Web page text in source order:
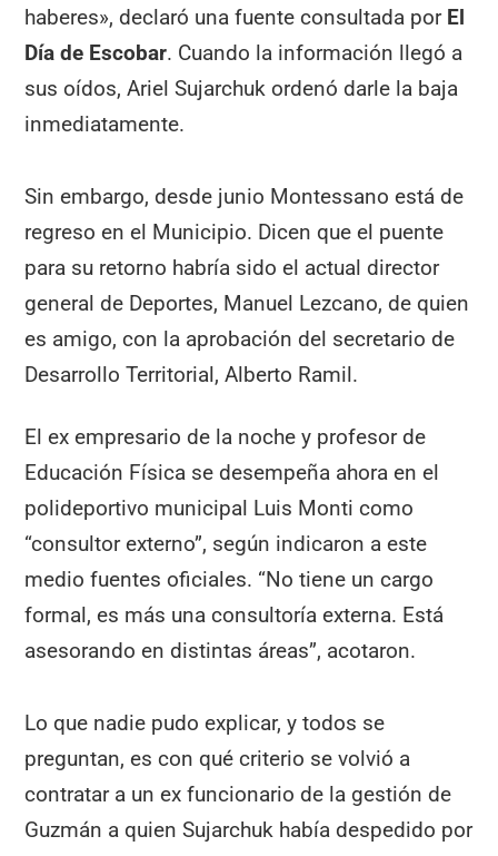
haberes», declaró una fuente consultada por El
Día de Escobar. Cuando la información llegó a
sus oídos, Ariel Sujarchuk ordenó darle la baja
inmediatamente.
Sin embargo, desde junio Montessano está de
regreso en el Municipio. Dicen que el puente
para su retorno habría sido el actual director
general de Deportes, Manuel Lezcano, de quien
es amigo, con la aprobación del secretario de
Desarrollo Territorial, Alberto Ramil.
El ex empresario de la noche y profesor de
Educación Física se desempeña ahora en el
polideportivo municipal Luis Monti como
“consultor externo”, según indicaron a este
medio fuentes oficiales. “No tiene un cargo
formal, es más una consultoría externa. Está
asesorando en distintas áreas”, acotaron.
Lo que nadie pudo explicar, y todos se
preguntan, es con qué criterio se volvió a
contratar a un ex funcionario de la gestión de
Guzmán a quien Sujarchuk había despedido por